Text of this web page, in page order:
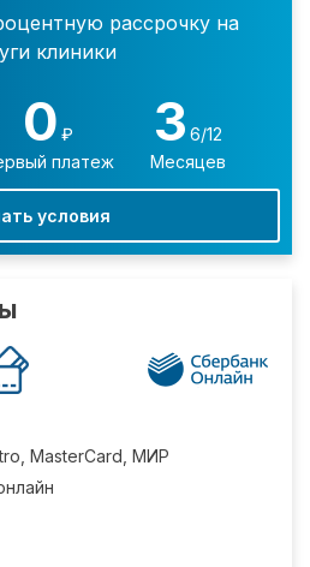
рассрочку на
клиники
0 ₽
платеж
3 6/12
Месяцев
условия
MasterCard, МИР